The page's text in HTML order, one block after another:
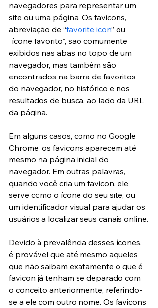
navegadores para representar um
site ou uma página. Os favicons,
abreviação de “favorite icon” ou
"ícone favorito", são comumente
exibidos nas abas no topo de um
navegador, mas também são
encontrados na barra de favoritos
do navegador, no histórico e nos
resultados de busca, ao lado da URL
da página.
Em alguns casos, como no Google
Chrome, os favicons aparecem até
mesmo na página inicial do
navegador. Em outras palavras,
quando você cria um favicon, ele
serve como o ícone do seu site, ou
um identificador visual para ajudar os
usuários a localizar seus canais online.
Devido à prevalência desses ícones,
é provável que até mesmo aqueles
que não saibam exatamente o que é
favicon já tenham se deparado com
o conceito anteriormente, referindo-
se a ele com outro nome. Os favicons